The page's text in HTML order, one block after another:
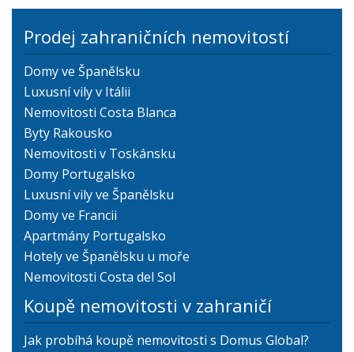
Prodej zahraničních nemovitostí
Domy ve Španělsku
Luxusní vily v Itálii
Nemovitosti Costa Blanca
Byty Rakousko
Nemovitosti v Toskánsku
Domy Portugalsko
Luxusní vily ve Španělsku
Domy ve Francii
Apartmány Portugalsko
Hotely ve Španělsku u moře
Nemovitosti Costa del Sol
Koupě nemovitosti v zahraničí
Jak probíhá koupě nemovitosti s Domus Global?